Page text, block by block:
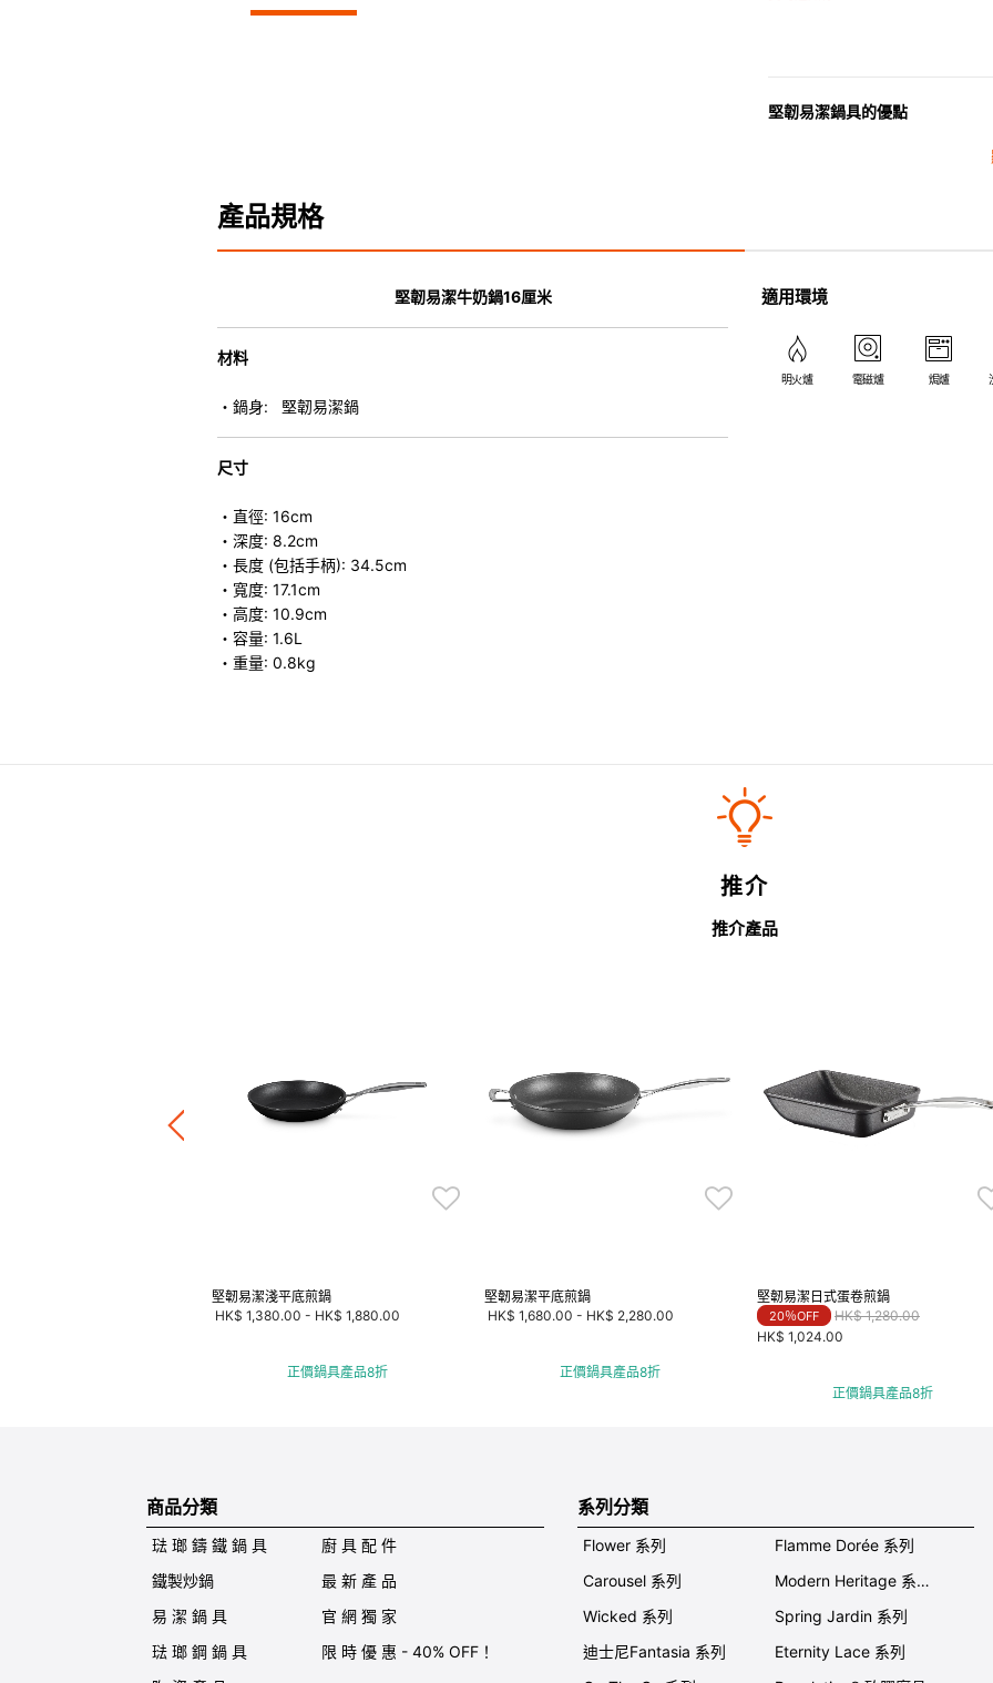
堅韌易潔鍋具的優點
• 最好的易潔塗層，塗層強度提
產品規格
堅韌易潔牛奶鍋16厘米
材料
・鍋身: 堅韌易潔鍋
尺寸
・直徑: 16cm
・深度: 8.2cm
・長度 (包括手柄): 34.5cm
・寬度: 17.1cm
・高度: 10.9cm
・容量: 1.6L
・重量: 0.8kg
適用環境
明火爐 電磁爐 焗爐
推介
推介產品
堅韌易潔淺平底煎鍋
HK$ 1,380.00 - HK$ 1,880.00
正價鍋具產品8折
堅韌易潔平底煎鍋
HK$ 1,680.00 - HK$ 2,280.00
正價鍋具產品8折
堅韌易潔日式蛋卷煎鍋
20％OFF Price reduced from
HK$ 1,280.00to
HK$ 1,024.00
正價鍋具產品8折
商品分類
琺 瑯 鑄 鐵 鍋 具
鐵製炒鍋
易 潔 鍋 具
琺 瑯 鋼 鍋 具
廚 具 配 件
最 新 產 品
官 網 獨 家
限 時 優 惠 - 40% OFF！
系列分類
Flower 系列
Carousel 系列
Wicked 系列
迪士尼Fantasia 系列
Flamme Dorée 系列
Modern Heritage 系列
Spring Jardin 系列
Eternity Lace 系列